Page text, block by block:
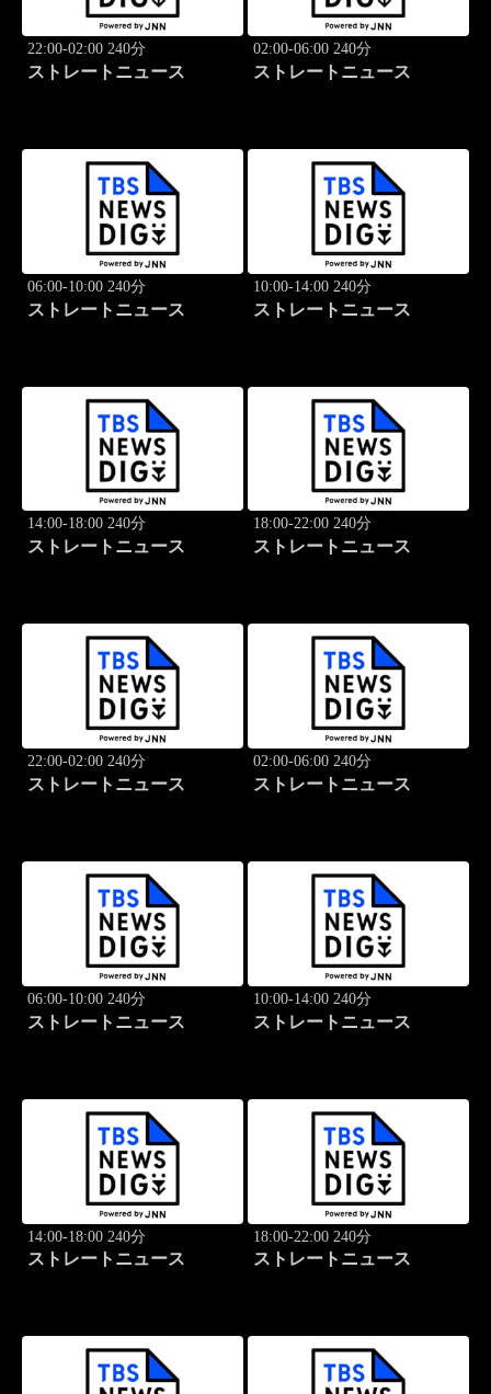
22:00-02:00 240分
ストレートニュース
02:00-06:00 240分
ストレートニュース
06:00-10:00 240分
ストレートニュース
10:00-14:00 240分
ストレートニュース
14:00-18:00 240分
ストレートニュース
18:00-22:00 240分
ストレートニュース
22:00-02:00 240分
ストレートニュース
02:00-06:00 240分
ストレートニュース
06:00-10:00 240分
ストレートニュース
10:00-14:00 240分
ストレートニュース
14:00-18:00 240分
ストレートニュース
18:00-22:00 240分
ストレートニュース